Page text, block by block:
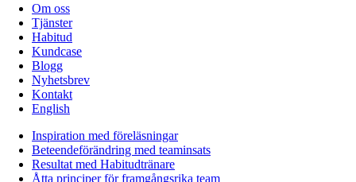
Om oss
Tjänster
Habitud
Kundcase
Blogg
Nyhetsbrev
Kontakt
English
Inspiration med föreläsningar
Beteendeförändring med teaminsats
Resultat med Habitudtränare
Åtta principer för framgångsrika team